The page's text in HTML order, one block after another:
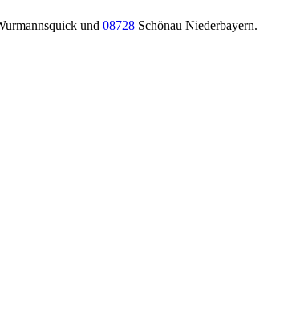
und 08728 Schönau Niederbayern.